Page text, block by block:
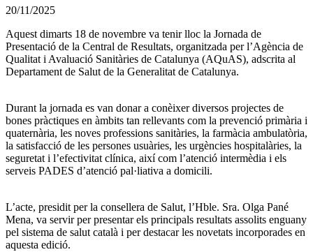
20/11/2025
Aquest dimarts 18 de novembre va tenir lloc la Jornada de
Presentació de la Central de Resultats, organitzada per l’Agència de
Qualitat i Avaluació Sanitàries de Catalunya (AQuAS), adscrita al
Departament de Salut de la Generalitat de Catalunya.
Durant la jornada es van donar a conèixer diversos projectes de
bones pràctiques en àmbits tan rellevants com la prevenció primària i
quaternària, les noves professions sanitàries, la farmàcia ambulatòria,
la satisfacció de les persones usuàries, les urgències hospitalàries, la
seguretat i l’efectivitat clínica, així com l’atenció intermèdia i els
serveis PADES d’atenció pal·liativa a domicili.
L’acte, presidit per la consellera de Salut, l’Hble. Sra. Olga Pané
Mena, va servir per presentar els principals resultats assolits enguany
pel sistema de salut català i per destacar les novetats incorporades en
aquesta edició.